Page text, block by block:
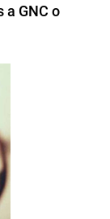
GNC o